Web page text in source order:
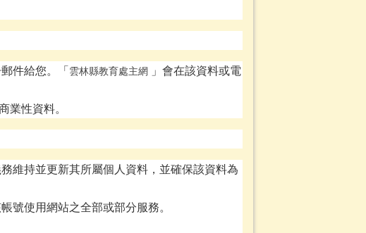
件給您。「 雲林縣教育處主網 」會在該資料或電
業性資料。
維持並更新其所屬個人資料，並確保該資料為
號使用網站之全部或部分服務。